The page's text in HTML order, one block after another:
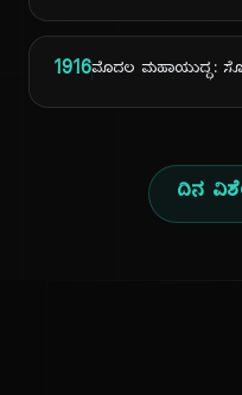
1916ಮೊದಲ ಮಹಾಯುದ್ಧ:
ದಿನ